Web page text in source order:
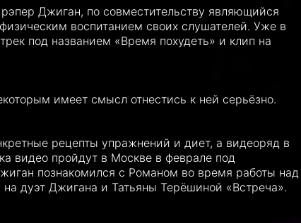
Джиган, по совместительству являющийся
воспитанием своих слушателей. Уже в
под названием «Время похудеть» и клип на
имеет смысл отнестись к ней серьёзно.
рецепты упражнений и диет, а видеоряд в
видео пройдут в Москве в феврале под
познакомился с Романом во время работы над
дуэт Джигана и Татьяны Терёшиной «Встреча».